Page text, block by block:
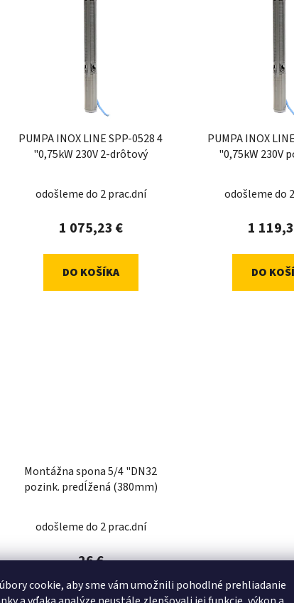
cookie, aby sme vám umožnili pohodlné prehliadanie
PUMPA INOX LINE SPP-0528 4
"0,75kW 230V 2-drôtový
odošleme do 2 prac.dní
1 075,23 €
DO KOŠÍKA
PUMPA INOX
"0,75kW 230V
odošleme do
1
DO
Montážna spona 5/4 "DN32
pozink. predĺžená (380mm)
odošleme do 2 prac.dní
26 €